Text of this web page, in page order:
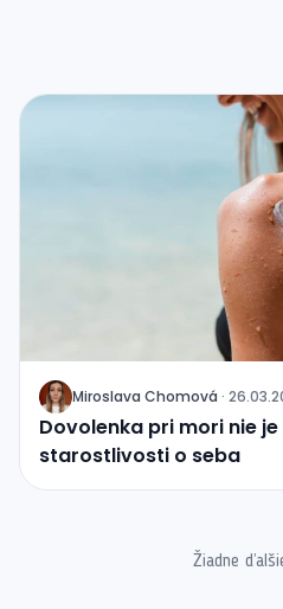
J Miroslava Chomová ·
Dovolenka pri mori nie
starostlivosti o seba
Žiadne